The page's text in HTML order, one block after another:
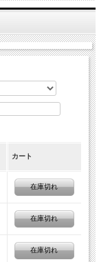
カート
在庫切れ
在庫切れ
在庫切れ